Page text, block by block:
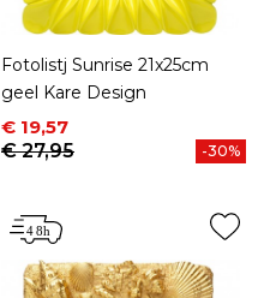
Fotolistj Sunrise 21x25cm
geel Kare Design
Prijs
€ 19,57
Normale prijs
€ 27,95
-30%